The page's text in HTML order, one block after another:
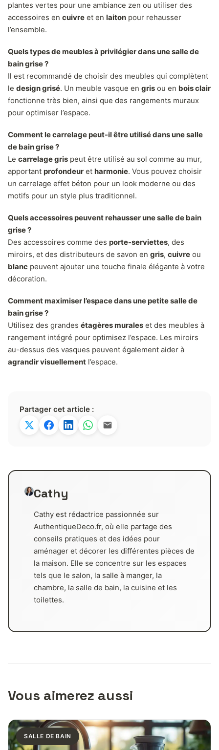
plantes vertes pour une ambiance zen ou utiliser des
accessoires en cuivre et en laiton pour rehausser
l’ensemble.
Quels types de meubles à privilégier dans une salle de
bain grise ?
Il est recommandé de choisir des meubles qui complètent
le design grisé. Un meuble vasque en gris ou en bois clair
fonctionne très bien, ainsi que des rangements muraux
pour optimiser l’espace.
Comment le carrelage peut-il être utilisé dans une salle
de bain grise ?
Le carrelage gris peut être utilisé au sol comme au mur,
apportant profondeur et harmonie. Vous pouvez choisir
un carrelage effet béton pour un look moderne ou des
motifs pour un style plus traditionnel.
Quels accessoires peuvent rehausser une salle de bain
grise ?
Des accessoires comme des porte-serviettes, des
miroirs, et des distributeurs de savon en gris, cuivre ou
blanc peuvent ajouter une touche finale élégante à votre
décoration.
Comment maximiser l’espace dans une petite salle de
bain grise ?
Utilisez des grandes étagères murales et des meubles à
rangement intégré pour optimisez l’espace. Les miroirs
au-dessus des vasques peuvent également aider à
agrandir visuellement l’espace.
Partager cet article :
Cathy
Cathy est rédactrice passionnée sur
AuthentiqueDeco.fr, où elle partage des
conseils pratiques et des idées pour
aménager et décorer les différentes pièces de
la maison. Elle se concentre sur les espaces
tels que le salon, la salle à manger, la
chambre, la salle de bain, la cuisine et les
toilettes.
Vous aimerez aussi
SALLE DE BAIN